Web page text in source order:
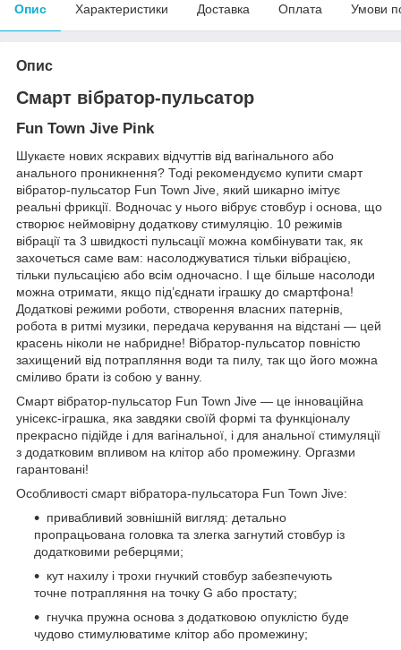
Опис Характеристики Доставка Оплата Умови
Опис
Смарт вібратор-пульсатор
Fun Town Jive Pink
Шукаєте нових яскравих відчуттів від вагінального або
анального проникнення? Тоді рекомендуємо купити смарт
вібратор-пульсатор Fun Town Jive, який шикарно імітує
реальні фрикції. Водночас у нього вібрує стовбур і основа, що
створює неймовірну додаткову стимуляцію. 10 режимів
вібрації та 3 швидкості пульсації можна комбінувати так, як
захочеться саме вам: насолоджуватися тільки вібрацією,
тільки пульсацією або всім одночасно. І ще більше насолоди
можна отримати, якщо під’єднати іграшку до смартфона!
Додаткові режими роботи, створення власних патернів,
робота в ритмі музики, передача керування на відстані — цей
красень ніколи не набридне! Вібратор-пульсатор повністю
захищений від потрапляння води та пилу, так що його можна
сміливо брати із собою у ванну.
Смарт вібратор-пульсатор Fun Town Jive — це інноваційна
унісекс-іграшка, яка завдяки своїй формі та функціоналу
прекрасно підійде і для вагінальної, і для анальної стимуляції
з додатковим впливом на клітор або промежину. Оргазми
гарантовані!
Особливості смарт вібратора-пульсатора Fun Town Jive:
привабливий зовнішній вигляд: детально
пропрацьована головка та злегка загнутий стовбур із
додатковими реберцями;
кут нахилу і трохи гнучкий стовбур забезпечують
точне потрапляння на точку G або простату;
гнучка пружна основа з додатковою опуклістю буде
чудово стимулюватиме клітор або промежину;